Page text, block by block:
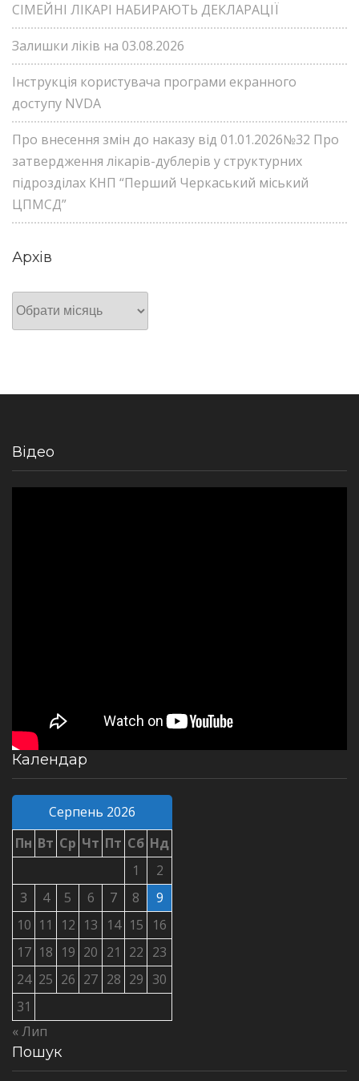
СІМЕЙНІ ЛІКАРІ НАБИРАЮТЬ ДЕКЛАРАЦІЇ
Залишки ліків на 03.08.2026
Інструкція користувача програми екранного
доступу NVDA
Про внесення змін до наказу від 01.01.2026№32 Про
затвердження лікарів-дублерів у структурних
підрозділах КНП “Перший Черкаський міський
ЦПМСД”
Архів
Архів
Відео
Календар
Серпень 2026
Пн Вт Ср Чт Пт Сб Нд
1
2
3
4 5 6 7 8
9
10 11 12 13 14 15
16
17 18 19 20 21 22 23
24 25 26 27 28 29 30
31
« Лип
Пошук